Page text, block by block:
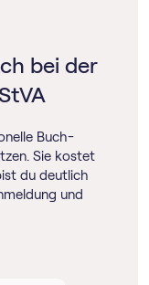
bei der
Buch­
Sie kostet
du deutlich
und